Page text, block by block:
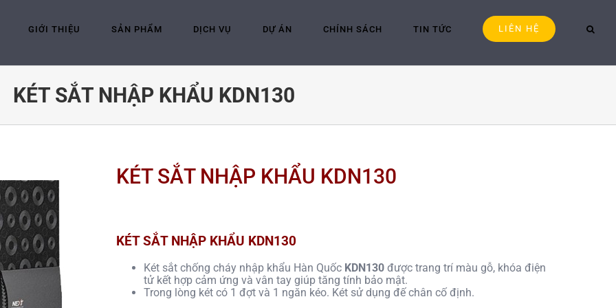
GIỚI THIỆU SẢN PHẨM DỊCH VỤ DỰ ÁN CHÍNH SÁCH TIN TỨC LIÊN HỆ
KÉT SẮT NHẬP KHẨU KDN130
KÉT SẮT NHẬP KHẨU KDN130
KÉT SẮT NHẬP KHẨU KDN130
Két sắt chống cháy nhập khẩu Hàn Quốc KDN130 được trang trí màu gỗ, khóa điện
tử kết hợp cảm ứng và vân tay giúp tăng tính bảo mật.
Trong lòng két có 1 đợt và 1 ngăn kéo. Két sử dụng đế chân cố định.